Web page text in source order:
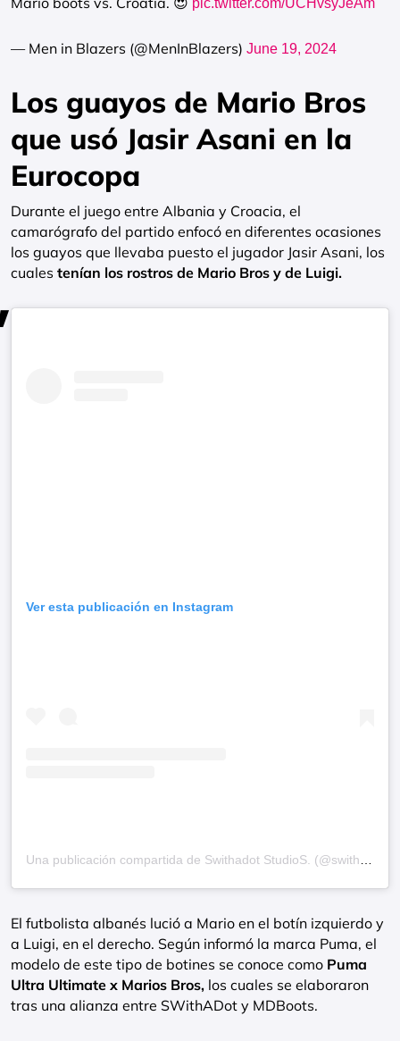
— Men in Blazers (@MenInBlazers) June 19, 2024
Los guayos de Mario Bros
que usó Jasir Asani en la
Eurocopa
Durante el juego entre Albania y Croacia, el
camarógrafo del partido enfocó en diferentes ocasiones
los guayos que llevaba puesto el jugador Jasir Asani, los
cuales tenían los rostros de Mario Bros y de Luigi.
Ver esta publicación en Instagram
El futbolista albanés lució a Mario en el botín izquierdo y
a Luigi, en el derecho. Según informó la marca Puma, el
modelo de este tipo de botines se conoce como Puma
Ultra Ultimate x Marios Bros, los cuales se elaboraron
tras una alianza entre SWithADot y MDBoots.